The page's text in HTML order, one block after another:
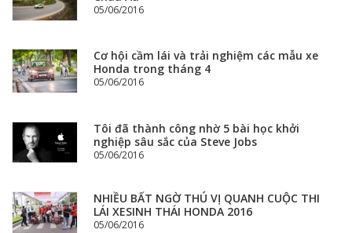
05/06/2016
Cơ hội cầm lái và trải nghiệm các mẫu xe
Honda trong tháng 4
05/06/2016
Tôi đã thành công nhờ 5 bài học khởi
nghiệp sâu sắc của Steve Jobs
05/06/2016
NHIỀU BẤT NGỜ THÚ VỊ QUANH CUỘC THI
LÁI XESINH THÁI HONDA 2016
05/06/2016